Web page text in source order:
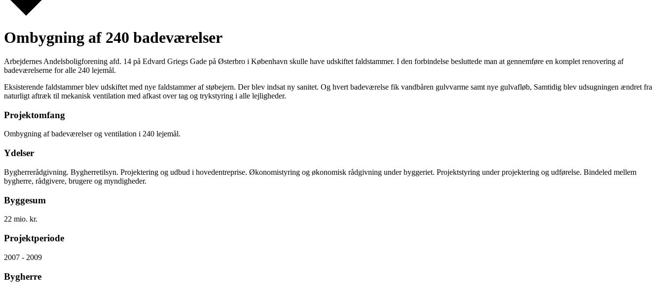
Ombygning af 240 badeværelser
Arbejdernes Andelsboligforening afd. 14 på Edvard Griegs Gade på Østerbro i København skulle have udskiftet faldstammer. I den forbindelse besluttede man at gennemføre en komplet renovering af
badeværelserne for alle 240 lejemål.
Eksisterende faldstammer blev udskiftet med nye faldstammer af støbejern. Der blev indsat ny sanitet. Og hvert badeværelse fik vandbåren gulvvarme samt nye gulvafløb, Samtidig blev udsugningen ændret fra
naturligt aftræk til mekanisk ventilation med afkast over tag og trykstyring i alle lejligheder.
Projektomfang
Ombygning af badeværelser og ventilation i 240 lejemål.
Ydelser
Bygherrerådgivning. Bygherretilsyn. Projektering og udbud i hovedentreprise. Økonomistyring og økonomisk rådgivning under byggeriet. Projektstyring under projektering og udførelse. Bindeled mellem
bygherre, rådgivere, brugere og myndigheder.
Byggesum
22 mio. kr.
Projektperiode
2007 - 2009
Bygherre